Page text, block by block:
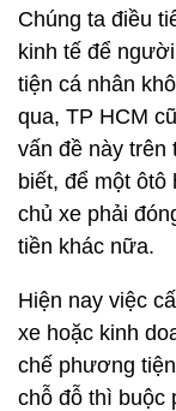
Chúng ta điều
kinh tế để
tiện cá nhân
qua, TP HCM
vấn đề này trên
biết, để một ôtô
chủ xe phải
tiền khác nữa.
Hiện nay việc
xe hoặc kinh
chế phương
chỗ đỗ thì buộc